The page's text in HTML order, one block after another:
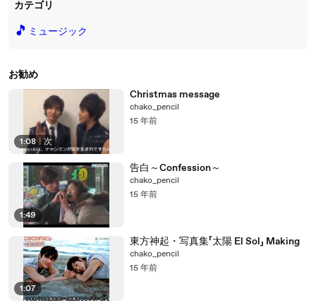
カテゴリ
🎵 ミュージック
お勧め
1:08 | 次
Christmas message
chako_pencil
15 年前
1:49
告白～Confession～
chako_pencil
15 年前
1:07
東方神起・写真集「太陽 El Sol」 Making
chako_pencil
15 年前